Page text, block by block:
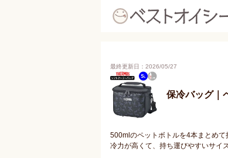
最終更新日：2026/05/27
保冷バッグ｜
500mlのペットボトルを4本まとめ
冷力が高くて、持ち運びやすいサイ